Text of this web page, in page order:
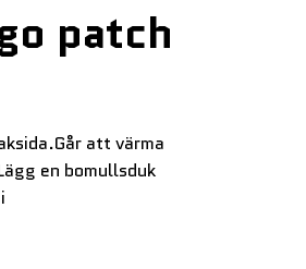
patch
att värma
en bomullsduk